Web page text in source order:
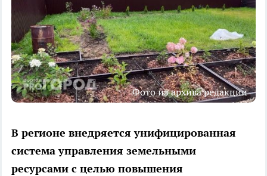
Фото из архива редакции
В регионе внедряется унифицированная
система управления земельными
ресурсами с целью повышения